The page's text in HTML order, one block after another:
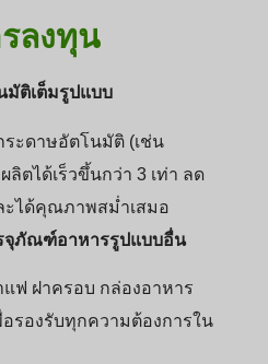
ลงทุน
มัติเต็มรูปแบบ
ระดาษอัตโนมัติ (เช่น
ลิตได้เร็วขึ้นกว่า 3 เท่า ลด
ะได้คุณภาพสม่ำเสมอ
จุภัณฑ์อาหารรูปแบบอื่น
แฟ ฝาครอบ กล่องอาหาร
อรองรับทุกความต้องการใน